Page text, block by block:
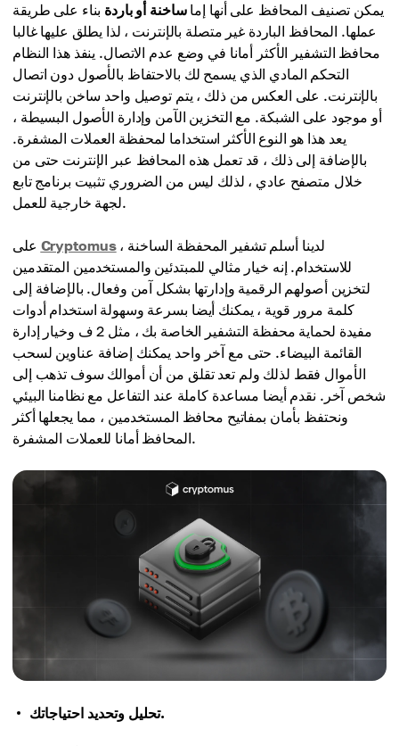
يمكن تصنيف المحافظ على أنها إماساخنة أو باردة بناء على طريقة
عملها. المحافظ الباردة غير متصلة بالإنترنت ، لذا يطلق عليها غالبا
محافظ التشفير الأكثر أمانا في وضع عدم الاتصال. ينفذ هذا النظام
التحكم المادي الذي يسمح لك بالاحتفاظ بالأصول دون اتصال
بالإنترنت. على العكس من ذلك ، يتم توصيل واحد ساخن بالإنترنت
أو موجود على الشبكة. مع التخزين الآمن وإدارة الأصول البسيطة ،
يعد هذا هو النوع الأكثر استخداما لمحفظة العملات المشفرة.
بالإضافة إلى ذلك ، قد تعمل هذه المحافظ عبر الإنترنت حتى من
خلال متصفح عادي ، لذلك ليس من الضروري تثبيت برنامج تابع
لجهة خارجية للعمل.
Cryptomus، لدينا أسلم تشفير المحفظة الساخنة
للاستخدام. إنه خيار مثالي للمبتدئين والمستخدمين المتقدمين
لتخزين أصولهم الرقمية وإدارتها بشكل آمن وفعال. بالإضافة إلى
كلمة مرور قوية ، يمكنك أيضا بسرعة وسهولة استخدام أدوات
مفيدة لحماية محفظة التشفير الخاصة بك ، مثل 2 ف وخيار إدارة
القائمة البيضاء. حتى مع آخر واحد يمكنك إضافة عناوين لسحب
الأموال فقط لذلك ولم تعد تقلق من أن أموالك سوف تذهب إلى
شخص آخر. نقدم أيضا مساعدة كاملة عند التفاعل مع نظامنا البيئي
ونحتفظ بأمان بمفاتيح محافظ المستخدمين ، مما يجعلها أكثر
المحافظ أمانا للعملات المشفرة.
تحليل وتحديد احتياجاتك.